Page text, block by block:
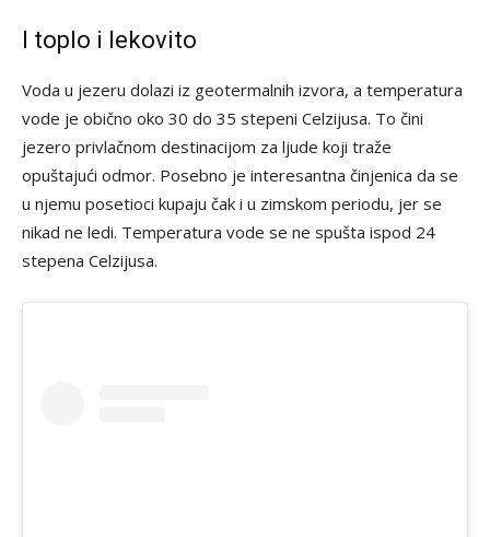
I toplo i lekovito
Voda u jezeru dolazi iz geotermalnih izvora, a temperatura
vode je obično oko 30 do 35 stepeni Celzijusa. To čini
jezero privlačnom destinacijom za ljude koji traže
opuštajući odmor. Posebno je interesantna činjenica da se
u njemu posetioci kupaju čak i u zimskom periodu, jer se
nikad ne ledi. Temperatura vode se ne spušta ispod 24
stepena Celzijusa.